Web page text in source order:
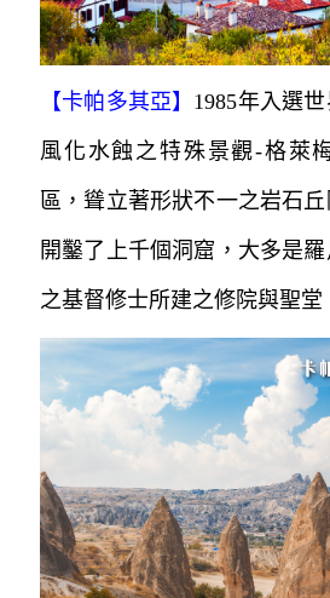
【卡帕多其亞】 1985年入選
風化水蝕之特殊景觀-格萊
區，聳立著形狀不一之岩石
開鑿了上千個洞窟，大多是
之基督修士所建之修院與聖堂